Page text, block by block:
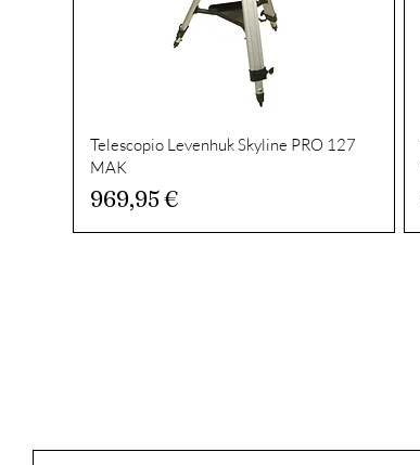
Telescopio Levenhuk Skyline PRO 127
MAK
Prezzo
969,95 €